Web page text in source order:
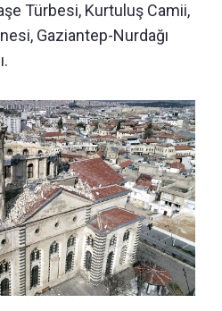
Türbesi, Kurtuluş Camii,
Gaziantep-Nurdağı